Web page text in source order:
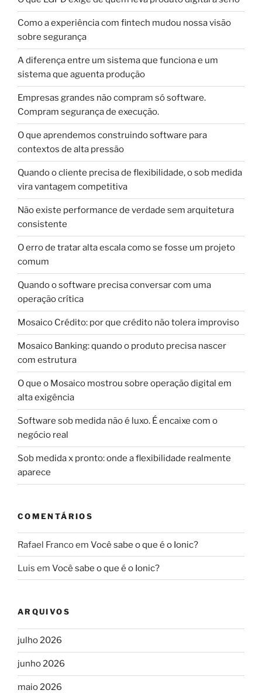
Como a experiência com fintech mudou nossa visão
sobre segurança
A diferença entre um sistema que funciona e um
sistema que aguenta produção
Empresas grandes não compram só software.
Compram segurança de execução.
O que aprendemos construindo software para
contextos de alta pressão
Quando o cliente precisa de flexibilidade, o sob medida
vira vantagem competitiva
Não existe performance de verdade sem arquitetura
consistente
O erro de tratar alta escala como se fosse um projeto
comum
Quando o software precisa conversar com uma
operação crítica
Mosaico Crédito: por que crédito não tolera improviso
Mosaico Banking: quando o produto precisa nascer
com estrutura
O que o Mosaico mostrou sobre operação digital em
alta exigência
Software sob medida não é luxo. É encaixe com o
negócio real
Sob medida x pronto: onde a flexibilidade realmente
aparece
COMENTÁRIOS
Rafael Francoem Você sabe o que é o Ionic?
Luis em Você sabe o que é o Ionic?
ARQUIVOS
julho 2026
junho 2026
maio 2026